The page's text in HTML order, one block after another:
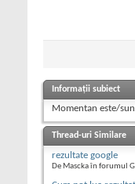
Informații subiect
Momentan este/
Thread-uri Similare
rezultate google
De Mascka în forumul